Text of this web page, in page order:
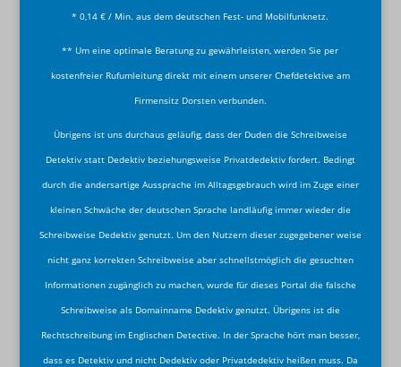
* 0,14 € / Min. aus dem deutschen Fest- und Mobilfunknetz.
** Um eine optimale Beratung zu gewährleisten, werden Sie per
kostenfreier Rufumleitung direkt mit einem unserer Chefdetektive am
Firmensitz Dorsten verbunden.
Übrigens ist uns durchaus geläufig, dass der Duden die Schreibweise
Detektiv statt Dedektiv beziehungsweise Privatdedektiv fordert. Bedingt
durch die andersartige Aussprache im Alltagsgebrauch wird im Zuge einer
kleinen Schwäche der deutschen Sprache landläufig immer wieder die
Schreibweise Dedektiv genutzt. Um den Nutzern dieser zugegebener weise
nicht ganz korrekten Schreibweise aber schnellstmöglich die gesuchten
Informationen zugänglich zu machen, wurde für dieses Portal die falsche
Schreibweise als Domainname Dedektiv genutzt. Übrigens ist die
Rechtschreibung im Englischen Detective. In der Sprache hört man besser,
dass es Detektiv und nicht Dedektiv oder Privatdedektiv heißen muss. Da